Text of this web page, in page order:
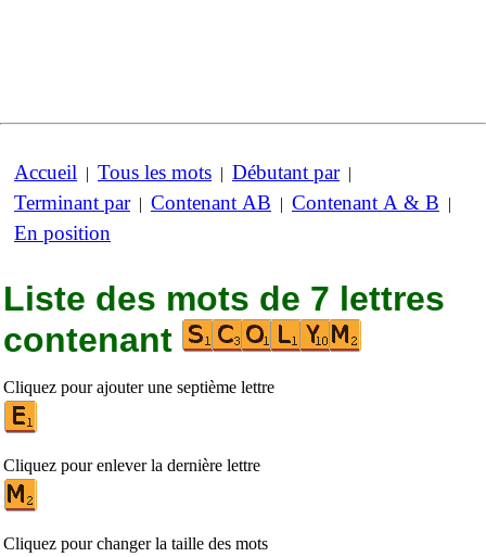
Accueil | Tous les mots | Débutant par|
Terminant par| Contenant AB | Contenant A & B |
En position
Liste des mots de 7 lettres
contenant
Cliquez pour ajouter une septième lettre
Cliquez pour enlever la dernière lettre
Cliquez pour changer la taille des mots